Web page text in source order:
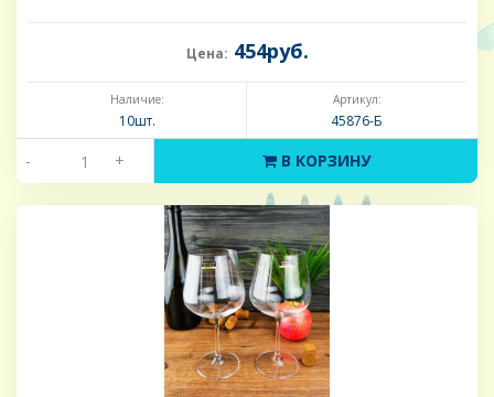
Цена: 454руб.
Наличие:
10шт.
Артикул:
45876-Б
- + В КОРЗИНУ